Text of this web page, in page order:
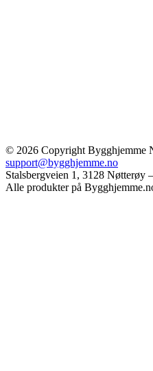
© 2026 Copyright Bygghjemme
support@bygghjemme.no
Stalsbergveien 1, 3128 Nøtterøy
Alle produkter på